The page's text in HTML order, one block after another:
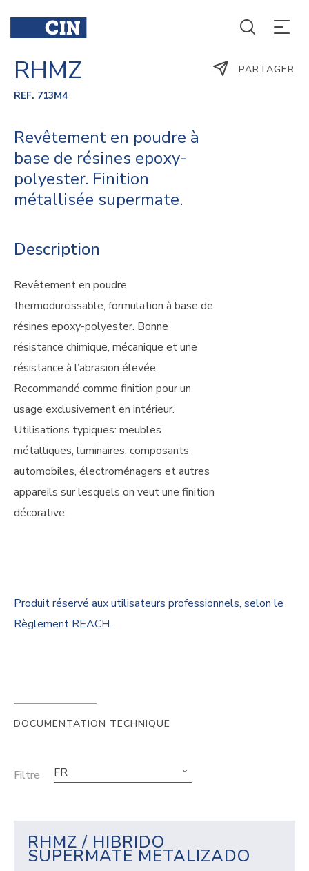
RHMZ
REF. 713M4
Revêtement en poudre à
base de résines epoxy-
polyester. Finition
métallisée supermate.
Description
Revêtement en poudre
thermodurcissable, formulation à base de
résines epoxy-polyester. Bonne
résistance chimique, mécanique et une
résistance à l’abrasion élevée.
Recommandé comme finition pour un
usage exclusivement en intérieur.
Utilisations typiques: meubles
métalliques, luminaires, composants
automobiles, électroménagers et autres
appareils sur lesquels on veut une finition
décorative.
PARTAGER
Produit réservé aux utilisateurs professionnels, selon le
Règlement REACH.
DOCUMENTATION TECHNIQUE
Filtre FR
RHMZ / HIBRIDO
SUPERMATE METALIZADO